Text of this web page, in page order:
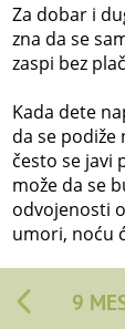
Za dobar i
zna da se
zaspi bez
Kada dete
da se podiže
često se javi
može da se
odvojenosti
umori, noću
9